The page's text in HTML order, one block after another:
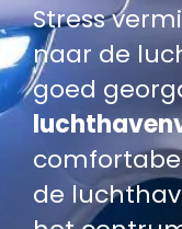
Stress
naar de
goed
de